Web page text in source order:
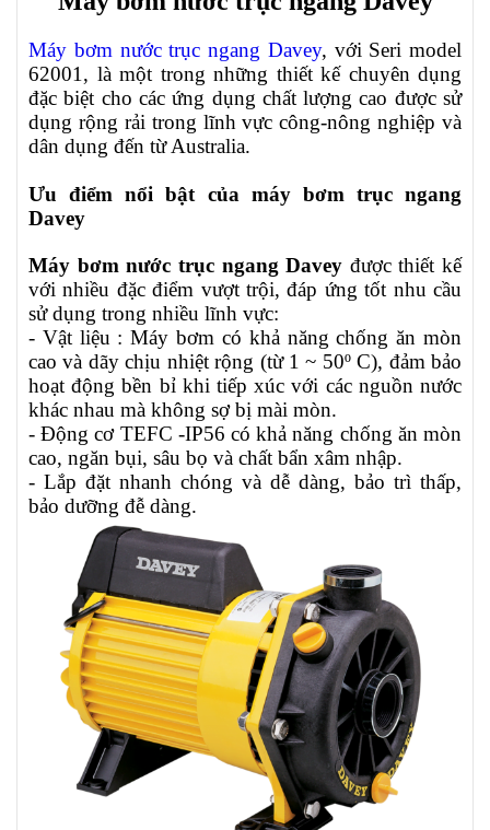
Máy bơm nước trục ngang Davey, với Seri model
62001, là một trong những thiết kế chuyên dụng
đặc biệt cho các ứng dụng chất lượng cao được sử
dụng rộng rải trong lĩnh vực công-nông nghiệp và
dân dụng đến từ Australia.
Ưu điểm nổi bật của máy bơm trục ngang
Davey
Máy bơm nước trục ngang Davey được thiết kế
với nhiều đặc điểm vượt trội, đáp ứng tốt nhu cầu
sử dụng trong nhiều lĩnh vực:
- Vật liệu : Máy bơm có khả năng chống ăn mòn
cao và dãy chịu nhiệt rộng (từ 1 ~ 50º C), đảm bảo
hoạt động bền bỉ khi tiếp xúc với các nguồn nước
khác nhau mà không sợ bị mài mòn.
- Động cơ TEFC -IP56 có khả năng chống ăn mòn
cao, ngăn bụi, sâu bọ và chất bẩn xâm nhập.
- Lắp đặt nhanh chóng và dễ dàng, bảo trì thấp,
bảo dưỡng đễ dàng.